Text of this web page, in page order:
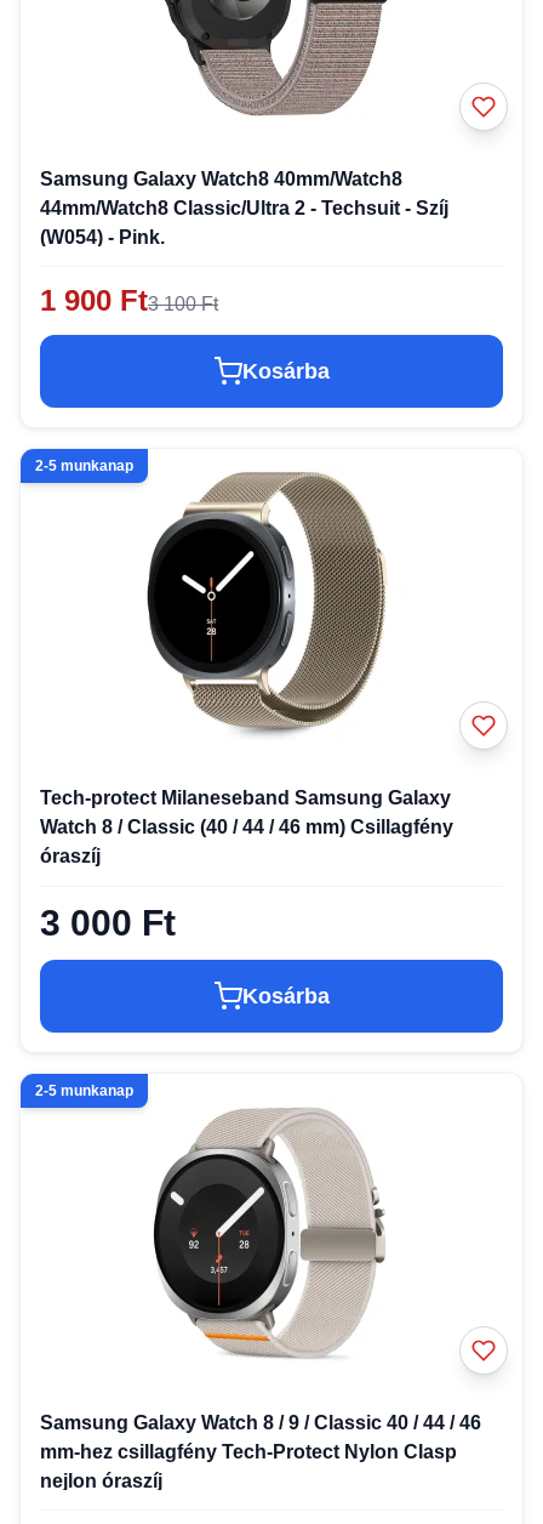
Samsung Galaxy Watch8 40mm/Watch8
44mm/Watch8 Classic/Ultra 2 - Techsuit - Szíj
(W054) - Pink.
1 900 Ft3 100 Ft
Kosárba
2-5 munkanap
Tech-protect Milaneseband Samsung Galaxy
Watch 8 / Classic (40 / 44 / 46 mm) Csillagfény
óraszíj
3 000 Ft
Kosárba
2-5 munkanap
Samsung Galaxy Watch 8 / 9 / Classic 40 / 44 / 46
mm-hez csillagfény Tech-Protect Nylon Clasp
nejlon óraszíj